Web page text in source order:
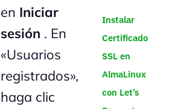
en Iniciar
sesión . En
«Usuarios
registrados»,
haga clic
Instalar
Certificado
SSL en
AlmaLinux
con Let’s